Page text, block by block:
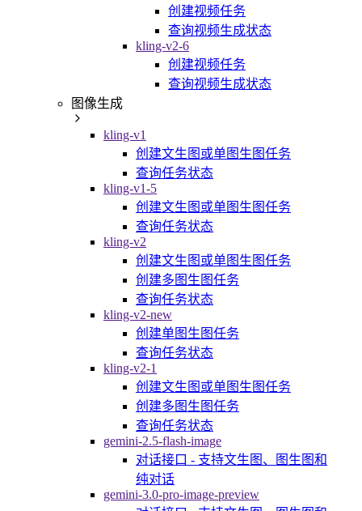
创建视频任务
查询视频生成状态
kling-v2-6
创建视频任务
查询视频生成状态
图像生成
kling-v1
创建文生图或单图生图任务
查询任务状态
kling-v1-5
创建文生图或单图生图任务
查询任务状态
kling-v2
创建文生图或单图生图任务
创建多图生图任务
查询任务状态
kling-v2-new
创建单图生图任务
查询任务状态
kling-v2-1
创建文生图或单图生图任务
创建多图生图任务
查询任务状态
gemini-2.5-flash-image
对话接口 - 支持文生图、图生图和
纯对话
gemini-3.0-pro-image-preview